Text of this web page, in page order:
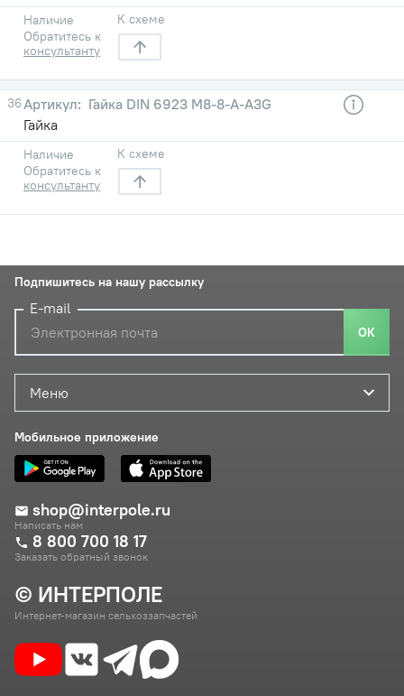
Наличие
Обратитесь к
консультанту
К схеме
36
Гайка DIN 6923 М8-8-A-A3G
Гайка
Наличие
Обратитесь к
консультанту
К схеме
© ИНТЕРПОЛЕ
Интернет-магазин сельхоззапчастей
Меню
Мобильное приложение
shop@interpole.ru
Написать нам
8 800 700 18 17
Заказать обратный звонок
Подпишитесь на нашу рассылку
E-mail
ОК